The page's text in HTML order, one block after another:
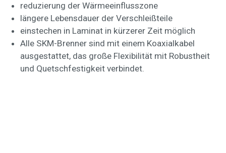
reduzierung der Wärmeeinflusszone
längere Lebensdauer der Verschleißteile
einstechen in Laminat in kürzerer Zeit möglich
Alle SKM-Brenner sind mit einem Koaxialkabel
ausgestattet, das große Flexibilität mit Robustheit
und Quetschfestigkeit verbindet.